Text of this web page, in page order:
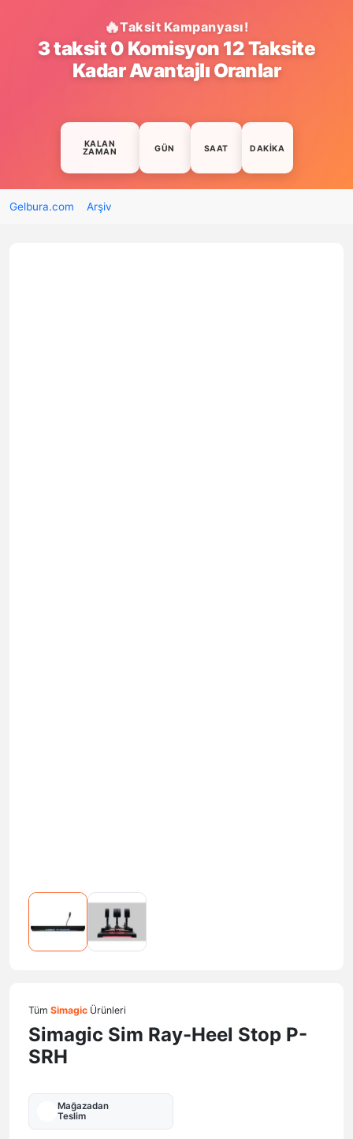
Taksit Kampanyası!
3 taksit 0 Komisyon 12 Taksite
Kadar Avantajlı Oranlar
KALAN
ZAMAN GÜN SAAT DAKIKA
Gelbura.com Arşiv
Tüm Simagic Ürünleri
Simagic Sim Ray-Heel Stop P-
SRH
Mağazadan
Teslim